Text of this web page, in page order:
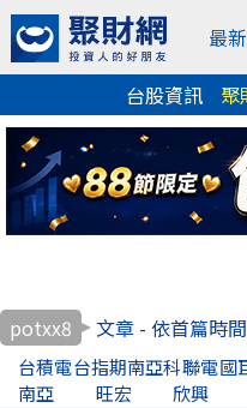
最
台股資訊
聚
potxx8 文章 - 依首篇時間
台積電台指期南亞科聯電國
南亞
旺宏 欣興